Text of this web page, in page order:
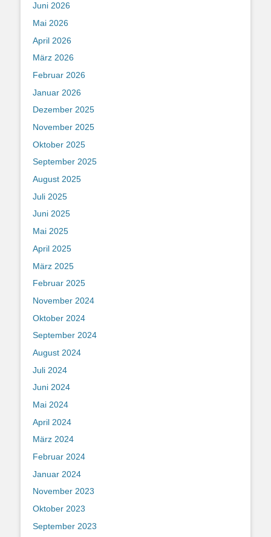
Juni 2026
Mai 2026
April 2026
März 2026
Februar 2026
Januar 2026
Dezember 2025
November 2025
Oktober 2025
September 2025
August 2025
Juli 2025
Juni 2025
Mai 2025
April 2025
März 2025
Februar 2025
November 2024
Oktober 2024
September 2024
August 2024
Juli 2024
Juni 2024
Mai 2024
April 2024
März 2024
Februar 2024
Januar 2024
November 2023
Oktober 2023
September 2023